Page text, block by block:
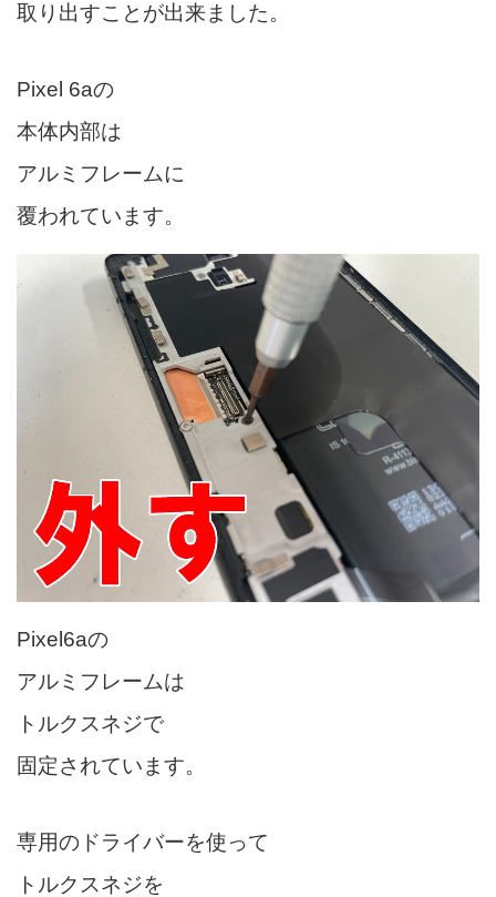
取り出すことが出来ました。
Pixel 6aの
本体内部は
アルミフレームに
覆われています。
Pixel6aの
アルミフレームは
トルクスネジで
固定されています。
専用のドライバーを使って
トルクスネジを